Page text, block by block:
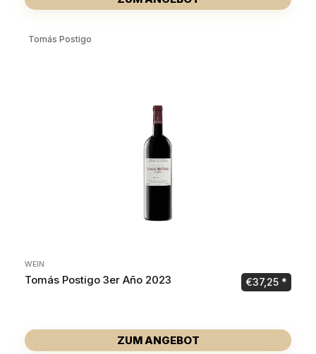
Tomás Postigo
WEIN
Tomás Postigo 3er Año 2023 €37,25
ZUM ANGEBOT